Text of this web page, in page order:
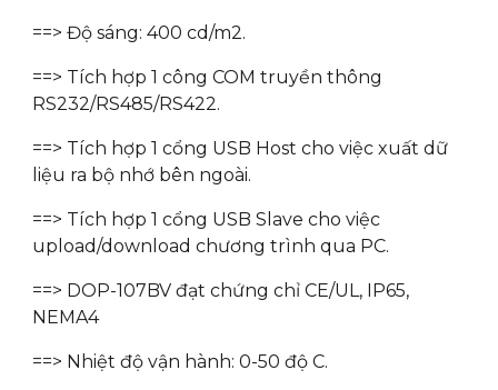
==> Độ sáng: 400 cd/m2.
==> Tích hợp 1 công COM truyền thông
RS232/RS485/RS422.
==> Tích hợp 1 cổng USB Host cho việc xuất dữ
liệu ra bộ nhớ bên ngoài.
==> Tích hợp 1 cổng USB Slave cho việc
upload/download chương trình qua PC.
==> DOP-107BV đạt chứng chỉ CE/UL, IP65,
NEMA4
==> Nhiệt độ vận hành: 0-50 độ C.